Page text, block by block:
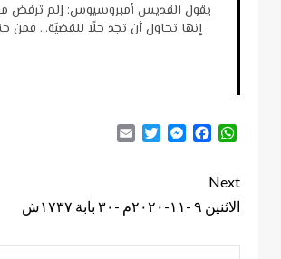
يقول القديس أمبروسيوس: [لم ترفض
إنها تحاول أن تجد حلًا للقضيّة… فمن
WhatsApp
Facebook
Messenger
Twitter
Continue
Reading
Next
الاثنين ٩ -١١-٢٠٢٠م -٣٠ بابة ١٧٣٧ش